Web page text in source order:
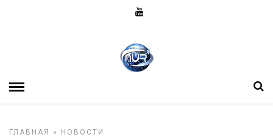
ГЛАВНАЯ » НОВОСТИ